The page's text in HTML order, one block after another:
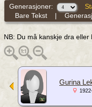
Generasjoner:
Bare Tekst|
NB: Du må kanskje dra eller
Gurina